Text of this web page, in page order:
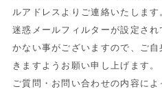
ルアドレスよりご連絡いたします
迷惑メールフィルターが設定さ
かない事がございますので、ご
きますようお願い申し上げます。
ご質問・お問い合わせの内容に